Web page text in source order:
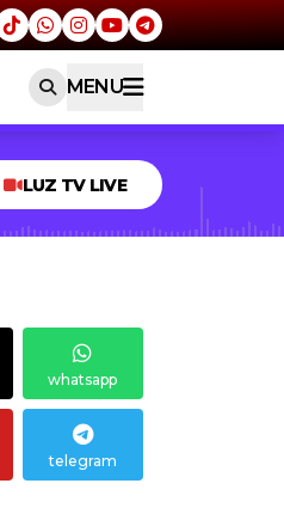
MENU
LUZ TV LIVE
whatsapp
telegram